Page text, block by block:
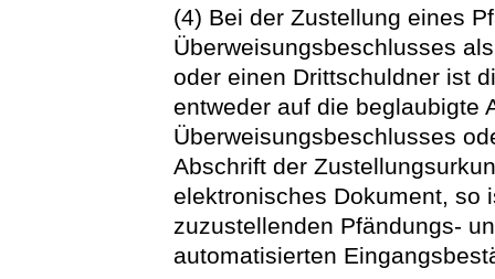
(4) Bei der Zustellung eines
Überweisungsbeschlusses
oder einen Drittschuldner ist
entweder auf die beglaubigte
Überweisungsbeschlusses
Abschrift der
elektronisches Dokument, so
zuzustellenden Pfändungs-
automatisierten